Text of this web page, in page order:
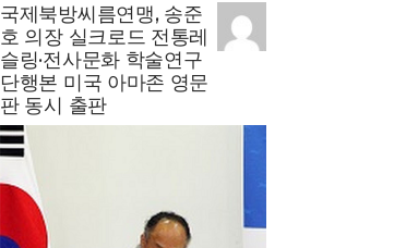
국제북방씨름연맹, 송준
호 의장 실크로드 전통레
슬링·전사문화 학술연구
단행본 미국 아마존 영문
판 동시 출판